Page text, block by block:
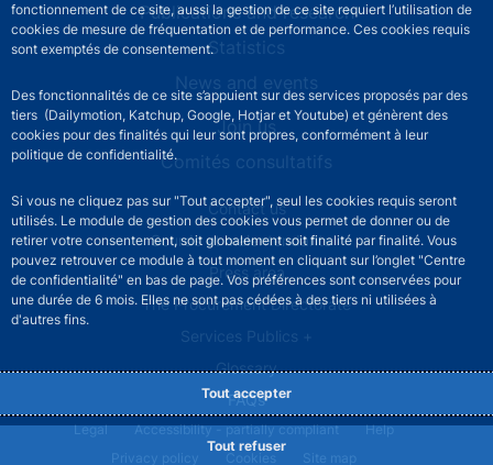
fonctionnement de ce site, aussi la gestion de ce site requiert l’utilisation de
cookies de mesure de fréquentation et de performance. Ces cookies requis
sont exemptés de consentement.
Des fonctionnalités de ce site s’appuient sur des services proposés par des
tiers (Dailymotion, Katchup, Google, Hotjar et Youtube) et génèrent des
cookies pour des finalités qui leur sont propres, conformément à leur
politique de confidentialité.
Si vous ne cliquez pas sur "Tout accepter", seul les cookies requis seront
utilisés. Le module de gestion des cookies vous permet de donner ou de
retirer votre consentement, soit globalement soit finalité par finalité. Vous
pouvez retrouver ce module à tout moment en cliquant sur l’onglet "Centre
de confidentialité" en bas de page. Vos préférences sont conservées pour
une durée de 6 mois. Elles ne sont pas cédées à des tiers ni utilisées à
d'autres fins.
Tout accepter
Tout refuser
Publications and research
Statistics
News and events
Join us
Comités consultatifs
Footer secondary menuContact us
Sourds et malentendants
Press area
The Procurement Directorate
Services Publics +
Glossary
FAQs
Footer legal notice menu
Legal Accessibility - partially compliant
Help
Privacy policy
Cookies Site map